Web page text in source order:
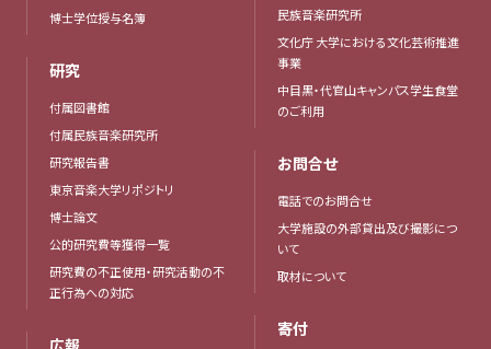
博士学位授与名簿
研究
付属図書館
付属民族音楽研究所
研究報告書
東京音楽大学リポジトリ
博士論文
公的研究費等獲得一覧
研究費の不正使用・研究活動の不
正行為への対応
広報
民族音楽研究所
文化庁 大学における文化芸術推進
事業
中目黒・代官山キャンパス学生食堂
のご利用
お問合せ
電話でのお問合せ
大学施設の外部貸出及び撮影につ
いて
取材について
寄付